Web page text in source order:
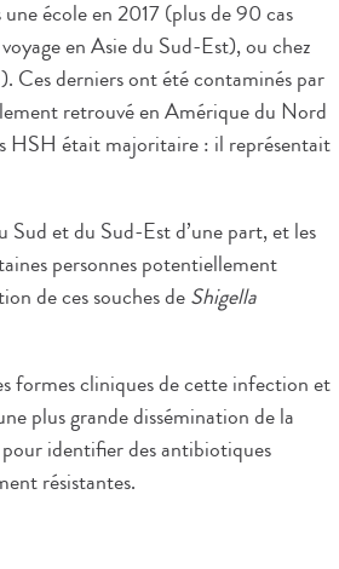
école en 2017 (plus de 90 cas
en Asie du Sud-Est), ou chez
Ces derniers ont été contaminés par
retrouvé en Amérique du Nord
HSH était majoritaire : il représentait
Sud et du Sud-Est d’une part, et les
personnes potentiellement
de ces souches deShigella
formes cliniques de cette infection et
plus grande dissémination de la
pour identifier des antibiotiques
résistantes.